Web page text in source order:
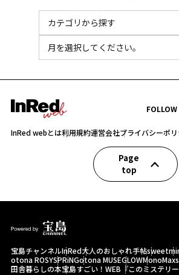
FOLLOW
InRed webとは利用規約運営会社プライバシーポ
Page
top
宝島チャンネルInRed大人のおしゃれ手帖sweet
otona ROSYSPRiNGotona MUSEGLOWMonoMax
田舎暮らしの本宝島すごい！WEB 『このミステリ